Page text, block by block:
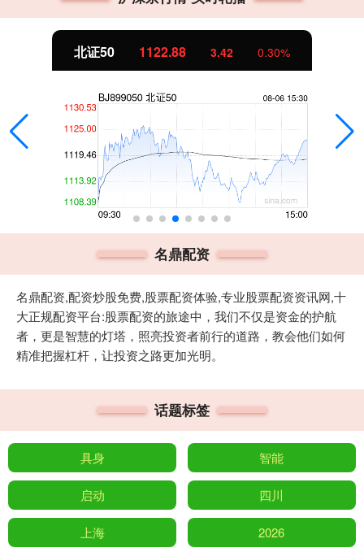
北证50 1122.88 3.42 0.30%
名鼎配资
名鼎配资,配资炒股免费,股票配资体验,专业股票配资资讯网,十
大正规配资平台:股票配资的旅途中，我们不仅是资金的护航
者，更是智慧的灯塔，照亮投资者前行的道路，教会他们如何
精准把握杠杆，让投资之路更加光明。
话题标签
具身 智能
启动 四川
上海 2026